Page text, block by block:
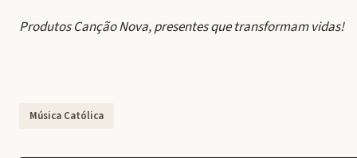
Produtos Canção Nova, presentes que transformam vidas!
Música Católica